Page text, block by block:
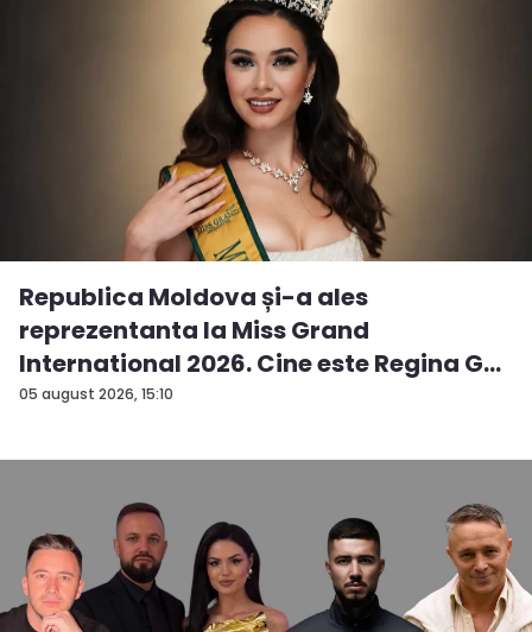
05 august 2026, 15:10
Republica Moldova și-a ales
reprezentanta la Miss Grand
International 2026. Cine este Regina G...